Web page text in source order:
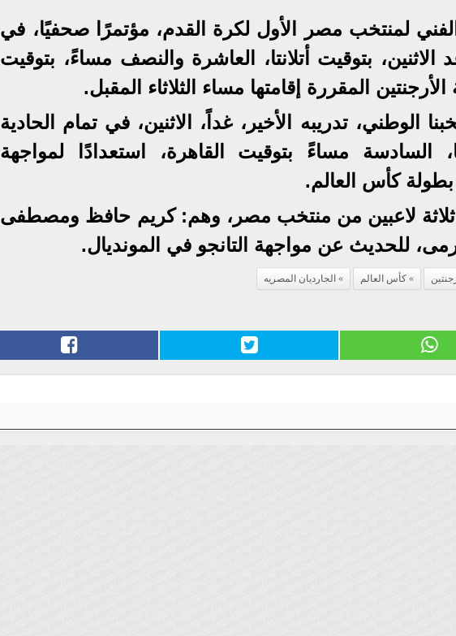
لمنتخب مصر الأول لكرة القدم، مؤتمرًا صحفيًا، في
بتوقيت أتلانتا، العاشرة والنصف مساءً، بتوقيت
المقررة إقامتها مساء الثلاثاء المقبل.
الوطني، تدريبه الأخير، غداً، الاثنين، في تمام الحادية
السادسة مساءً بتوقيت القاهرة، استعدادًا لمواجهة
ثلاثة لاعبين من منتخب مصر، وهم: كريم حافظ ومصطفى
للحديث عن مواجهة التانجو في المونديال.
كأس العالم الجارديان المصريه